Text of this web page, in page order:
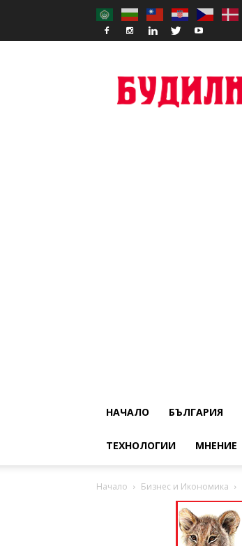
НАЧАЛО БЪЛГАРИЯ
ТЕХНОЛОГИИ МНЕНИЕ
Начало Бизнес и Икономика